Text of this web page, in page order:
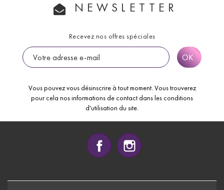
NEWSLETTER
Recevez nos offres spéciales
Vous pouvez vous désinscrire à tout moment. Vous trouverez
pour cela nos informations de contact dans les conditions
d'utilisation du site.
Facebook